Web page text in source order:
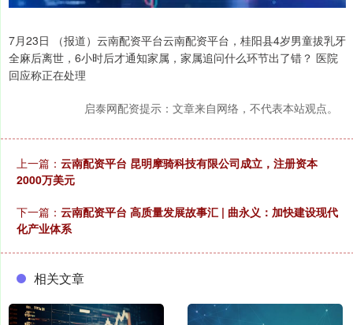
7月23日 （报道）云南配资平台云南配资平台，桂阳县4岁男童拔乳牙
全麻后离世，6小时后才通知家属，家属追问什么环节出了错？ 医院
回应称正在处理
启泰网配资提示：文章来自网络，不代表本站观点。
上一篇： 云南配资平台 昆明摩骑科技有限公司成立，注册资本
2000万美元
下一篇： 云南配资平台 高质量发展故事汇 | 曲永义：加快建设现代
化产业体系
相关文章